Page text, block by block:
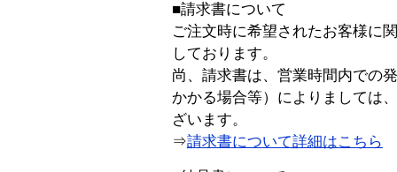
■請求書について
ご注文時に希望されたお客様に
しております。
尚、請求書は、営業時間内での
かかる場合等）によりましては
ざいます。
⇒請求書について詳細はこちら